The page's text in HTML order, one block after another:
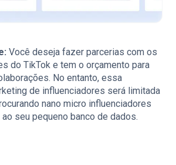
Você deseja fazer parcerias com os
do TikTok e tem o orçamento para
No entanto, essa
de influenciadores será limitada
nano micro influenciadores
seu pequeno banco de dados.